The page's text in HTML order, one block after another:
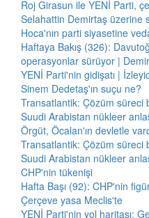
Roj Girasun ile YENİ Parti,
Selahattin Demirtaş üzerine
Hoca'nın parti siyasetine
Haftaya Bakış (326):
operasyonlar sürüyor |
YENİ Parti'nin gidişatı |
Sinem Dedetaş'ın suçu ne?
Transatlantik: Çözüm süreci
Suudi Arabistan nükleer
Örgüt, Öcalan'ın devletle
Transatlantik: Çözüm süreci
Suudi Arabistan nükleer
CHP'nin tükenişi
Hafta Başı (92): CHP'nin
Çerçeve yasa Meclis'te
YENİ Parti'nin yol haritası: